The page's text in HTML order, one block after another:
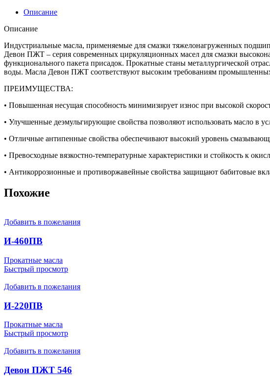
Описание
Описание
Индустриальные масла, применяемые для смазки тяжелонагруженных
Девон ПЖТ – серия современных циркуляционных масел для смазки
функционального пакета присадок. Прокатные станы металлургической
воды. Масла Девон ПЖТ соответствуют высоким требованиям
ПРЕИМУЩЕСТВА:
• Повышенная несущая способность минимизирует износ при высокой
• Улучшенные деэмульгирующие свойства позволяют использовать масло в
• Отличные антипенные свойства обеспечивают высокий уровень
• Превосходные вязкостно-температурные характеристики и стойкость к
• Антикоррозионные и противоржавейные свойства защищают бабитовые
Похожие
Добавить в пожелания
И-460ПВ
Прокатные масла
Быстрый просмотр
Добавить в пожелания
И-220ПВ
Прокатные масла
Быстрый просмотр
Добавить в пожелания
Девон ПЖТ 546